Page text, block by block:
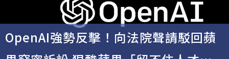
OpenAI強勢反擊！向法院聲請駁回蘋